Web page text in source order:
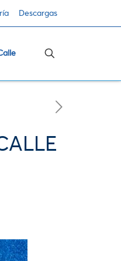
Descargas